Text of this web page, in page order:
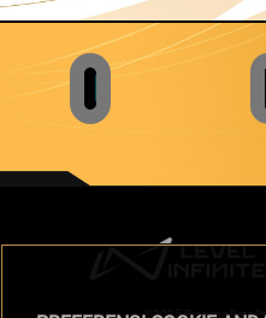
©2025 Proxima Beta